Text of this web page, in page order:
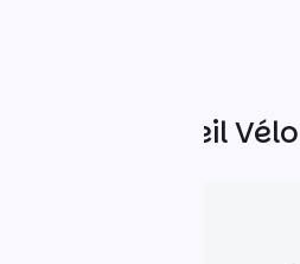
Autres Accueil